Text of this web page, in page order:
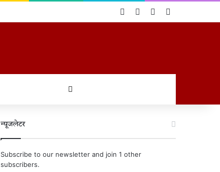
Log InRandom Article
Sidebar
न्यूजलेटर
Subscribe to our newsletter and join 1 other
subscribers.